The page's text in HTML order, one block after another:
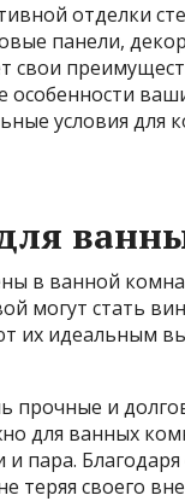
отделки
панели,
особенности
условия
в ванной
могут стать
их идеальным
прочные и
для ванных
пара.
теряя своего